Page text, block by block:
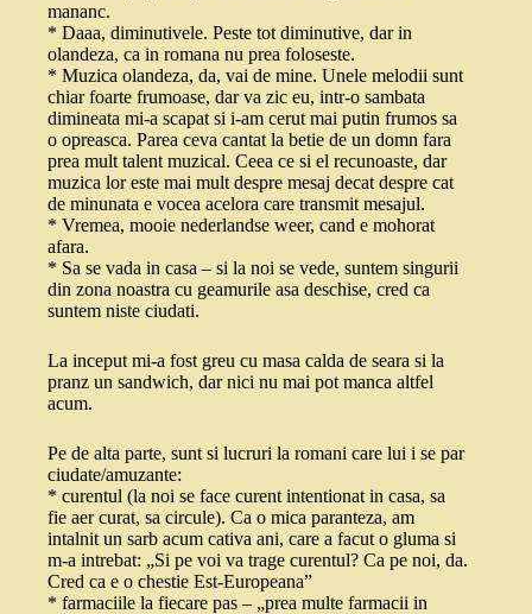
mananc.
* Daaa, diminutivele. Peste tot diminutive, dar in
olandeza, ca in romana nu prea foloseste.
* Muzica olandeza, da, vai de mine. Unele melodii sunt
chiar foarte frumoase, dar va zic eu, intr-o sambata
dimineata mi-a scapat si i-am cerut mai putin frumos sa
o opreasca. Parea ceva cantat la betie de un domn fara
prea mult talent muzical. Ceea ce si el recunoaste, dar
muzica lor este mai mult despre mesaj decat despre cat
de minunata e vocea acelora care transmit mesajul.
* Vremea, mooie nederlandse weer, cand e mohorat
afara.
* Sa se vada in casa – si la noi se vede, suntem singurii
din zona noastra cu geamurile asa deschise, cred ca
suntem niste ciudati.
La inceput mi-a fost greu cu masa calda de seara si la
pranz un sandwich, dar nici nu mai pot manca altfel
acum.
Pe de alta parte, sunt si lucruri la romani care lui i se par
ciudate/amuzante:
* curentul (la noi se face curent intentionat in casa, sa
fie aer curat, sa circule). Ca o mica paranteza, am
intalnit un sarb acum cativa ani, care a facut o gluma si
m-a intrebat: „Si pe voi va trage curentul? Ca pe noi, da.
Cred ca e o chestie Est-Europeana”
* farmaciile la fiecare pas – „prea multe farmacii in